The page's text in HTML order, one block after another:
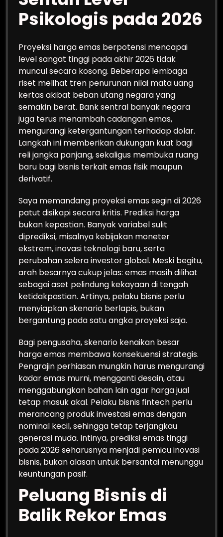
Psikologis pada 2026
Proyeksi harga emas berpotensi mencapai
level sangat tinggi pada akhir 2026 tidak
muncul secara kosong. Beberapa lembaga
riset melihat tren penurunan nilai mata uang
kertas akibat beban utang negara yang
semakin berat. Bank sentral banyak negara
juga terus menambah cadangan emas,
mengurangi ketergantungan terhadap dolar.
Langkah ini memberikan dukungan kuat bagi
reli jangka panjang, sekaligus membuka ruang
baru bagi bisnis terkait emas fisik maupun
derivatif.
Saya memandang proyeksi emas segin di 2026
patut disikapi secara kritis. Prediksi harga
bukan kepastian. Banyak variabel sulit
diprediksi, misalnya kebijakan moneter
ekstrem, inovasi teknologi baru, serta
perubahan selera investor global. Meski begitu,
arah besarnya cukup jelas: emas masih dilihat
sebagai aset pelindung kekayaan di tengah
ketidakpastian. Artinya, pelaku bisnis perlu
menyiapkan skenario berlapis, bukan
bergantung pada satu angka proyeksi saja.
Bagi pengusaha, skenario kenaikan besar
harga emas membawa konsekuensi strategis.
Pengrajin perhiasan mungkin harus mengurangi
kadar emas murni, mengganti desain, atau
menggabungkan bahan lain agar harga jual
tetap masuk akal. Pelaku bisnis fintech perlu
merancang produk investasi emas dengan
nominal kecil, sehingga tetap terjangkau
generasi muda. Intinya, prediksi emas tinggi
pada 2026 seharusnya menjadi pemicu inovasi
bisnis, bukan alasan untuk bersantai menunggu
keuntungan pasif.
Peluang Bisnis di
Balik Rekor Emas